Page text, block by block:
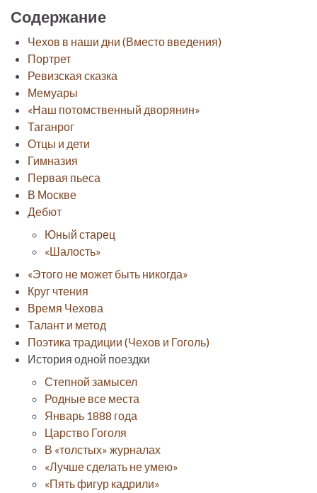
Содержание
Чехов в наши дни (Вместо введения)
Портрет
Ревизская сказка
Мемуары
«Наш потомственный дворянин»
Таганрог
Отцы и дети
Гимназия
Первая пьеса
В Москве
Дебют
Юный старец
«Шалость»
«Этого не может быть никогда»
Круг чтения
Время Чехова
Талант и метод
Поэтика традиции (Чехов и Гоголь)
История одной поездки
Степной замысел
Родные все места
Январь 1888 года
Царство Гоголя
В «толстых» журналах
«Лучше сделать не умею»
«Пять фигур кадрили»